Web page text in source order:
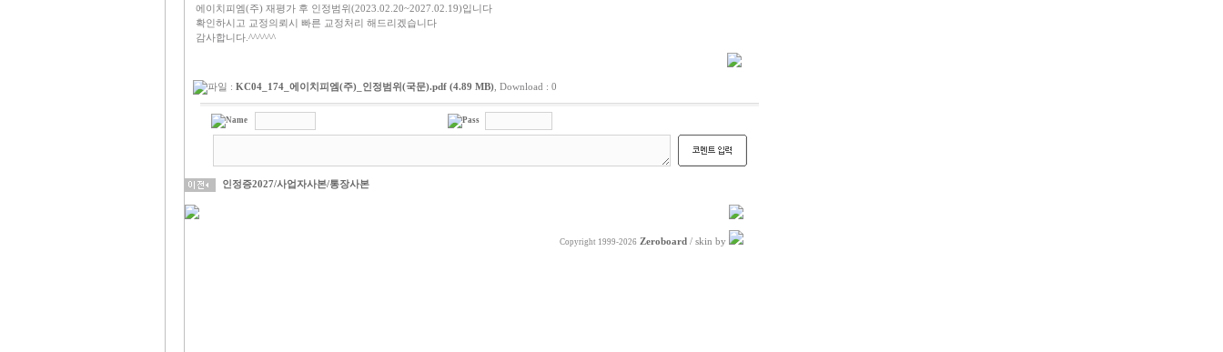
에이치피엠(주) 재평가 후 인정범위(2023.02.20~2027.02.19)입니다
확인하시고 교정의뢰시 빠른 교정처리 해드리겠습니다
감사합니다.^^^^^^
파일 : KC04_174_에이치피엠(주)_인정범위(국문).pdf (4.89 MB) , Download : 0
Name Pass
인정증2027/사업자사본/통장사본
Copyright 1999-2026 Zeroboard / skin by